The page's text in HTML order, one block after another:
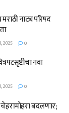
नाट्य परिषद
2025 0
नवा
2025 0
बदलणार;